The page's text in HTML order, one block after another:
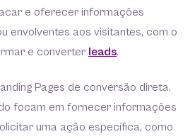
e oferecer informações
envolventes aos visitantes, com o
e converter leads.
Pages de conversão direta,
focam em fornecer informações
uma ação específica, como